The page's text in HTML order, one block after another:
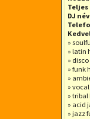
Teljes
DJ
»
» latin
»
» funk
»
»
» tribal
» acid
» jazz